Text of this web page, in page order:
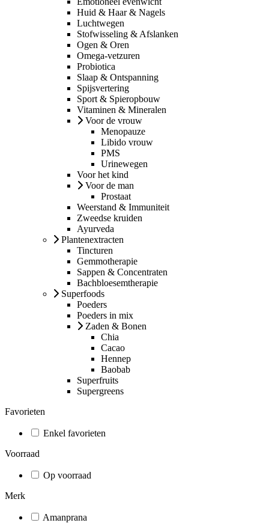
Huid & Haar & Nagels
Luchtwegen
Stofwisseling & Afslanken
Ogen & Oren
Omega-vetzuren
Probiotica
Slaap & Ontspanning
Spijsvertering
Sport & Spieropbouw
Vitaminen & Mineralen
Voor de vrouw
Menopauze
Libido vrouw
PMS
Urinewegen
Voor het kind
Voor de man
Prostaat
Weerstand & Immuniteit
Zweedse kruiden
Ayurveda
Plantenextracten
Tincturen
Gemmotherapie
Sappen & Concentraten
Bachbloesemtherapie
Superfoods
Poeders
Poeders in mix
Zaden & Bonen
Chia
Cacao
Hennep
Baobab
Superfruits
Supergreens
Favorieten
Enkel favorieten
Voorraad
Op voorraad
Merk
Amanprana